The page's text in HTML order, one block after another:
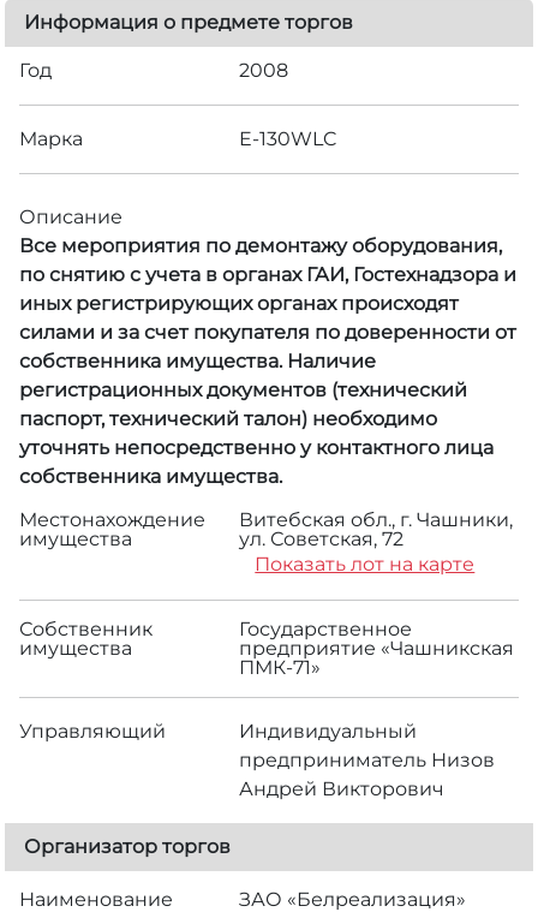
Информация о предмете торгов
Год 2008
Марка E-130WLC
Описание
Все мероприятия по демонтажу оборудования,
по снятию с учета в органах ГАИ, Гостехнадзора и
иных регистрирующих органах происходят
силами и за счет покупателя по доверенности от
собственника имущества. Наличие
регистрационных документов (технический
паспорт, технический талон) необходимо
уточнять непосредственно у контактного лица
собственника имущества.
Местонахождение
имущества
Витебская обл., г. Чашники,
ул. Советская, 72
Показать лот на карте
Собственник
имущества
Государственное
предприятие «Чашникская
ПМК-71»
Управляющий
Индивидуальный
предприниматель Низов
Андрей Викторович
Организатор торгов
Наименование ЗАО «Белреализация»